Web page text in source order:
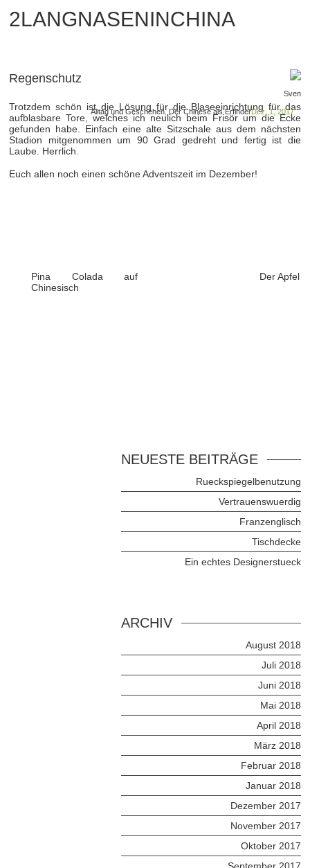
2LANGNASENINCHINA
Regenschutz
Sven
Dez. 1, 2017
Alltag und Geschehen, Der Chinese als Erfinder
Trotzdem schön ist die Lösung für die Blaseeinrichtung für das
aufblasbare Tore, welches ich neulich beim Frisör um die Ecke
gefunden habe. Einfach eine alte Sitzschale aus dem nächsten
Stadion mitgenommen um 90 Grad gedreht und fertig ist die
Laube. Herrlich.
Euch allen noch einen schöne Adventszeit im Dezember!
Pina Colada auf
Chinesisch
Der Apfel
NEUESTE BEITRÄGE
Rueckspiegelbenutzung
Vertrauenswuerdig
Franzenglisch
Tischdecke
Ein echtes Designerstueck
ARCHIV
August 2018
Juli 2018
Juni 2018
Mai 2018
April 2018
März 2018
Februar 2018
Januar 2018
Dezember 2017
November 2017
Oktober 2017
September 2017